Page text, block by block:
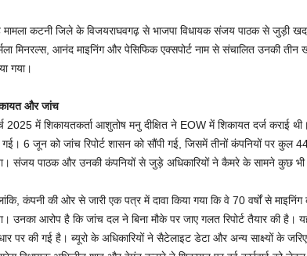
मामला कटनी जिले के विजयराघवगढ़ से भाजपा विधायक संजय पाठक से जुड़ी
मिनरल्स, आनंद माइनिंग और पेसिफिक एक्सपोर्ट नाम से संचालित उनकी
गया।
और जांच
2025 में शिकायतकर्ता आशुतोष मनु दीक्षित ने EOW में शिकायत दर्ज कराई
गई। 6 जून को जांच रिपोर्ट शासन को सौंपी गई, जिसमें तीनों कंपनियों पर
संजय पाठक और उनकी कंपनियों से जुड़े अधिकारियों ने कैमरे के सामने कुछ भी
कंपनी की ओर से जारी एक पत्र में दावा किया गया कि वे 70 वर्षों से
उनका आरोप है कि जांच दल ने बिना मौके पर जाए गलत रिपोर्ट तैयार की है। यह
पर की गई है। ब्यूरो के अधिकारियों ने सैटेलाइट डेटा और अन्य साक्ष्यों के